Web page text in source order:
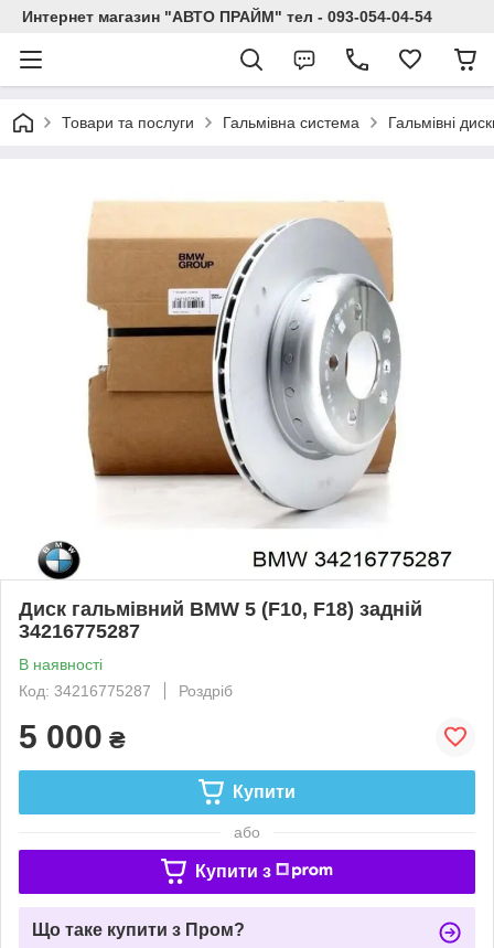
Интернет магазин "АВТО ПРАЙМ" тел - 093-054-04-54
Товари та послуги Гальмівна система Гальмівні
Диск гальмівний BMW 5 (F10, F18) задній
34216775287
В наявності
Код: 34216775287
Роздріб
5 000 ₴
Купити
або
Купити з
Що таке купити з Пром?